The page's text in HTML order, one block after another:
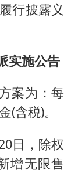
行披露义
实施公告
案为：每
(含税)。
日，除权
增无限售